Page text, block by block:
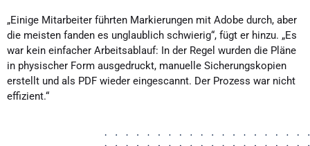
„Einige Mitarbeiter führten Markierungen mit Adobe durch, aber
die meisten fanden es unglaublich schwierig“, fügt er hinzu. „Es
war kein einfacher Arbeitsablauf: In der Regel wurden die Pläne
in physischer Form ausgedruckt, manuelle Sicherungskopien
erstellt und als PDF wieder eingescannt. Der Prozess war nicht
effizient.“